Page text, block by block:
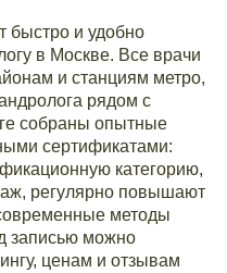
быстро и удобно
в Москве. Все врачи
и станциям метро,
рядом с
собраны опытные
сертификатами:
категорию,
регулярно повышают
методы
записью можно
ценам и отзывам